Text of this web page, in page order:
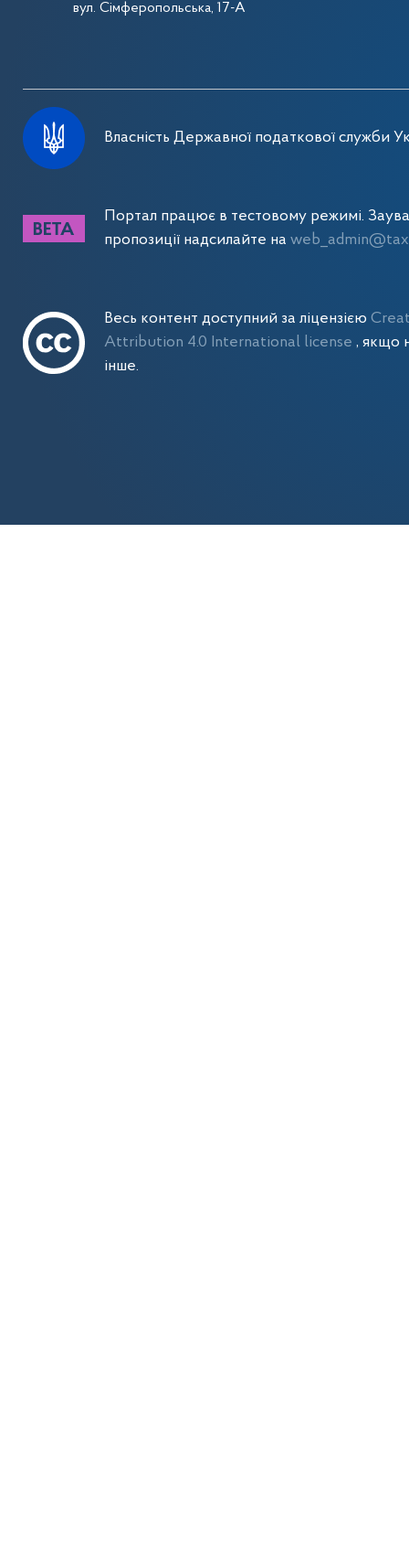
вул. Сімферопольська, 17-А
Власність Державної податкової служби
Портал працює в тестовому режимі.
пропозиції надсилайте на
Весь контент доступний за ліцензією
Attribution 4.0 International license, якщо
інше.